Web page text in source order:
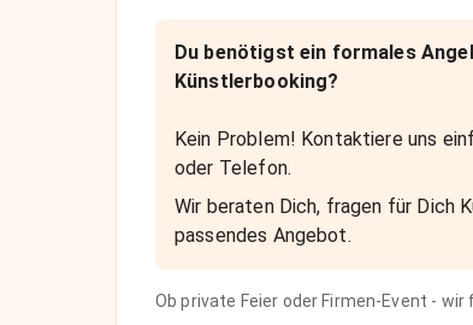
Du benötigst ein formales
Künstlerbooking?
Kein Problem! Kontaktiere uns
oder Telefon.
Wir beraten Dich, fragen für Dich
passendes Angebot.
Ob private Feier oder Firmen-Event -